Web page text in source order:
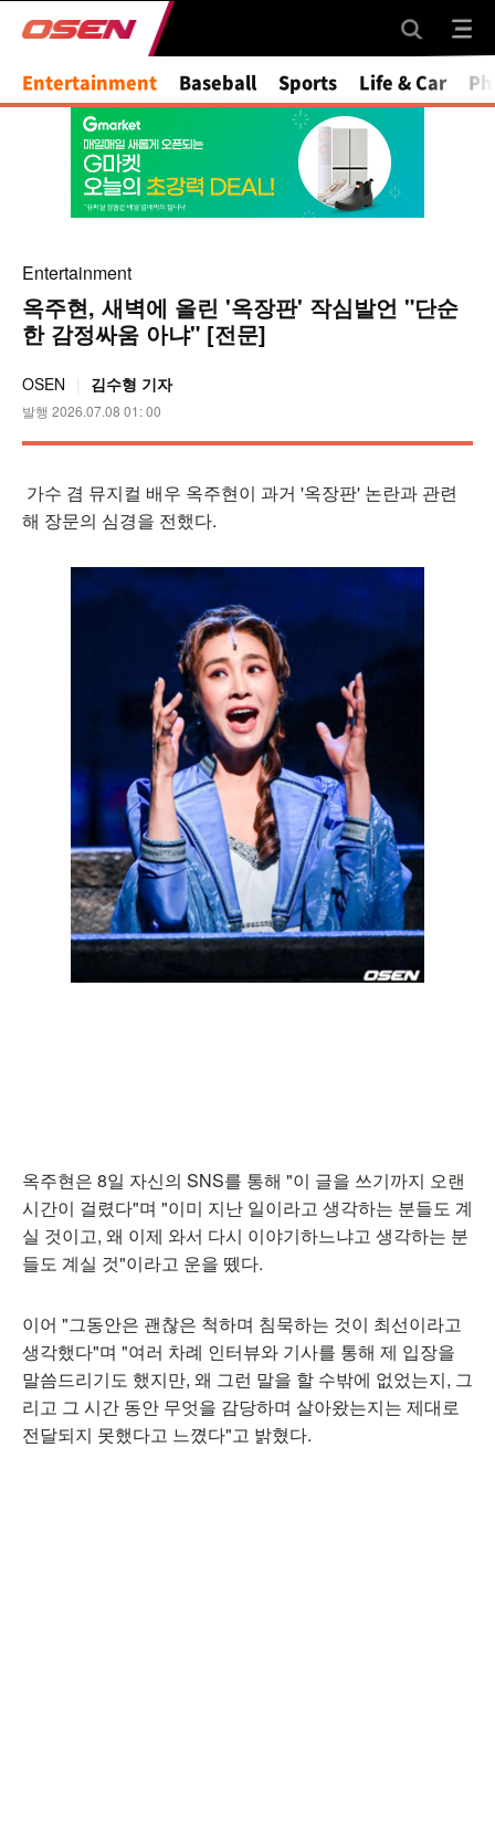
Mute
Entertainment Baseball Sports Life & Car
Entertainment
옥주현, 새벽에 올린 '옥장판' 작심발언 "단순
한 감정싸움 아냐" [전문]
OSEN 김수형 기자
발행 2026.07.08 01: 00
가수 겸 뮤지컬 배우 옥주현이 과거 '옥장판' 논란과 관련
해 장문의 심경을 전했다.
옥주현은 8일 자신의 SNS를 통해 "이 글을 쓰기까지 오랜
시간이 걸렸다"며 "이미 지난 일이라고 생각하는 분들도 계
실 것이고, 왜 이제 와서 다시 이야기하느냐고 생각하는 분
들도 계실 것"이라고 운을 뗐다.
이어 "그동안은 괜찮은 척하며 침묵하는 것이 최선이라고
생각했다"며 "여러 차례 인터뷰와 기사를 통해 제 입장을
말씀드리기도 했지만, 왜 그런 말을 할 수밖에 없었는지, 그
리고 그 시간 동안 무엇을 감당하며 살아왔는지는 제대로
전달되지 못했다고 느꼈다"고 밝혔다.